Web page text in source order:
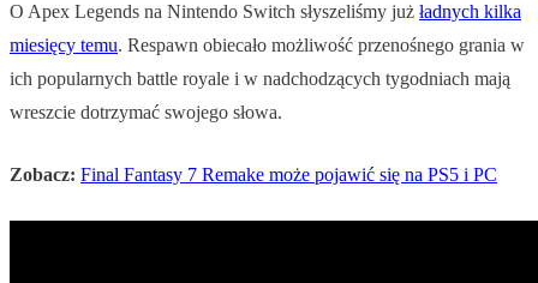
O Apex Legends na Nintendo Switch słyszeliśmy już ładnych kilka
miesięcy temu. Respawn obiecało możliwość przenośnego grania w
ich popularnych battle royale i w nadchodzących tygodniach mają
wreszcie dotrzymać swojego słowa.
Zobacz: Final Fantasy 7 Remake może pojawić się na PS5 i PC